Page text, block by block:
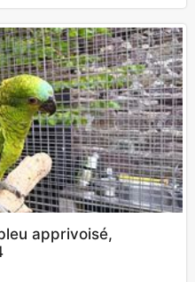
apprivoisé,